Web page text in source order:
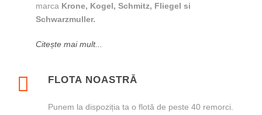
marca Krone, Kogel, Schmitz, Fliegel si
Schwarzmuller.
Citește mai mult...
FLOTA NOASTRĂ
Punem la dispoziția ta o flotă de peste 40 remorci.